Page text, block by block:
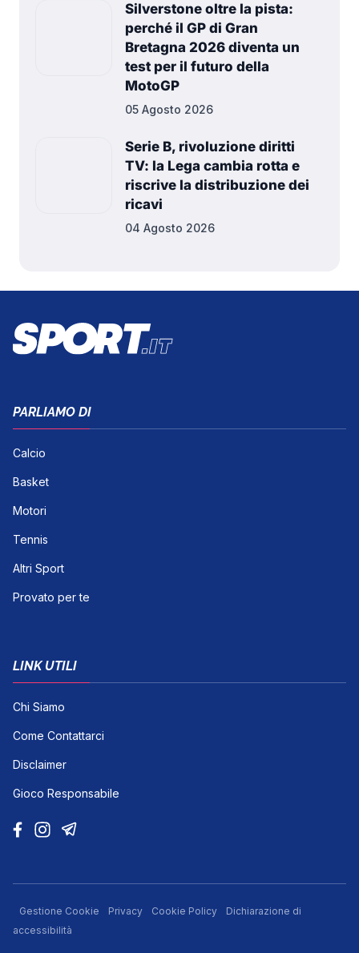
Silverstone oltre la pista:
perché il GP di Gran
Bretagna 2026 diventa un
test per il futuro della
MotoGP
05 Agosto 2026
Serie B, rivoluzione diritti
TV: la Lega cambia rotta e
riscrive la distribuzione dei
ricavi
04 Agosto 2026
PARLIAMO DI
Calcio
Basket
Motori
Tennis
Altri Sport
Provato per te
LINK UTILI
Chi Siamo
Come Contattarci
Disclaimer
Gioco Responsabile
Gestione Cookie Privacy Cookie Policy
Dichiarazione di
accessibilità